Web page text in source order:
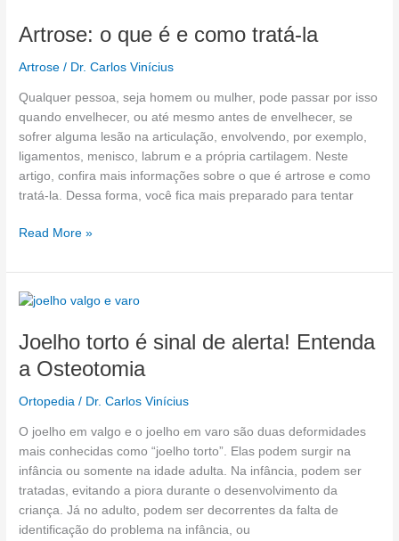
Artrose: o que é e como tratá-la
Artrose / Dr. Carlos Vinícius
Qualquer pessoa, seja homem ou mulher, pode passar por isso
quando envelhecer, ou até mesmo antes de envelhecer, se
sofrer alguma lesão na articulação, envolvendo, por exemplo,
ligamentos, menisco, labrum e a própria cartilagem. Neste
artigo, confira mais informações sobre o que é artrose e como
tratá-la. Dessa forma, você fica mais preparado para tentar
que
e
como
Read More »
Joelho torto é sinal de alerta! Entenda
a Osteotomia
Ortopedia / Dr. Carlos Vinícius
O joelho em valgo e o joelho em varo são duas deformidades
mais conhecidas como “joelho torto”. Elas podem surgir na
infância ou somente na idade adulta. Na infância, podem ser
tratadas, evitando a piora durante o desenvolvimento da
criança. Já no adulto, podem ser decorrentes da falta de
identificação do problema na infância, ou
Joelho
é
sinal
de
alerta!
a
Osteotomia